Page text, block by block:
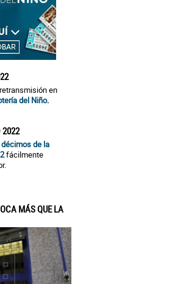
en
del Niño.
2022
de la
fácilmente
MÁS QUE LA